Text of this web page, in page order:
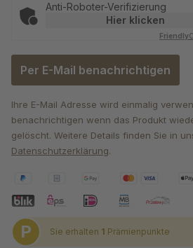
Anti-Roboter-Verifizierung
Hier klicken
Friendly
Per E-Mail benachrichtigen
Ihre E-Mail Adresse wird einmalig
benachrichtigen wenn das Produkt
gelöscht. Weitere Details finden Sie in
Datenschutzerklärung.
P Sie erhalten 1 Prämienpunkte